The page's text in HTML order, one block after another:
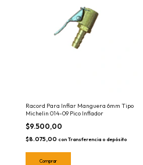
Racord Para Inflar Manguera 6mm Tipo
Michelin 014-09 Pico Inflador
$9.500,00
$8.075,00 con Transferencia o depósito